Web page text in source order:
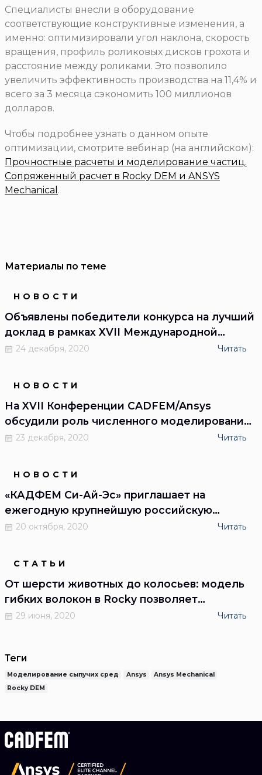
Специалисты внесли в оборудование
соответствующие конструктивные изменения, а
именно: оптимизировали угол наклона, скорость
вращения, профиль роликовых дисков грохота и
расстояние между роликами. Это позволило
увеличить эффективность производства на 11,4% и
всего за 3 месяца сэкономить 100 миллионов
долларов.
Чтобы подробнее узнать о данном опыте
оптимизации, смотрите вебинар (на английском):
Прочностные расчеты и моделирование частиц.
Сопряженный расчет в Rocky DEM и ANSYS
Mechanical .
Материалы по теме
НОВОСТИ
Объявлены победители конкурса на лучший
доклад в рамках XVII Международной
Конференции CADFEM/Ansys
24 декабря, 2020 Читать
НОВОСТИ
На XVII Конференции CADFEM/Ansys
обсудили роль численного моделирования
и продвинутых цифровых технологий в
23 декабря, 2020 Читать
НОВОСТИ
«КАДФЕМ Си-Ай-Эс» приглашает на
ежегодную крупнейшую российскую
онлайн-конференцию в области применения
20 октября, 2020 Читать
СТАТЬИ
От шерсти животных до колосьев: модель
гибких волокон в Rocky позволяет
расширить спектр задач, решаемых
29 июня, 2020 Читать
Теги
Моделирование сыпучих сред Ansys
Ansys Mechanical
Rocky DEM